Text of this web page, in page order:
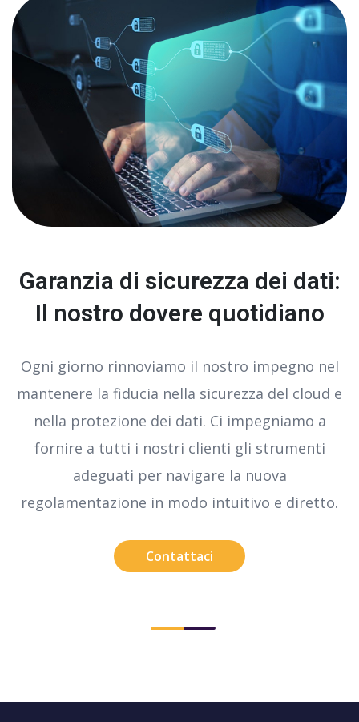
Garanzia di sicurezza dei dati:
Il nostro dovere quotidiano
Ogni giorno rinnoviamo il nostro impegno nel
mantenere la fiducia nella sicurezza del cloud e
nella protezione dei dati. Ci impegniamo a
fornire a tutti i nostri clienti gli strumenti
adeguati per navigare la nuova
regolamentazione in modo intuitivo e diretto.
Contattaci